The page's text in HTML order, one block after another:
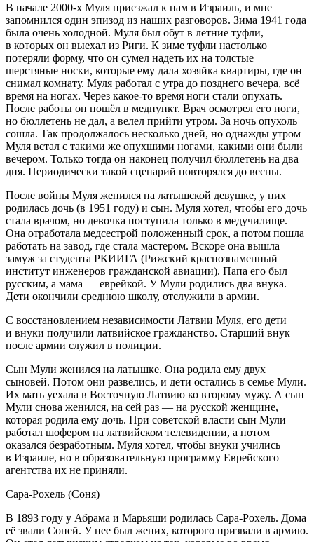
В начале 2000-х Муля приезжал к нам в Израиль, и мне
запомнился один эпизод из наших разговоров. Зима 1941 года
была очень холодной. Муля был обут в летние туфли,
в которых он выехал из Риги. К зиме туфли настолько
потеряли форму, что он сумел надеть их на толстые
шерстяные носки, которые ему дала хозяйка квартиры, где он
снимал комнату. Муля работал с утра до позднего вечера, всё
время на ногах. Через какое-то время ноги стали опухать.
После работы он пошёл в медпункт. Врач осмотрел его ноги,
но бюллетень не дал, а велел прийти утром. За ночь опухоль
сошла. Так продолжалось несколько дней, но однажды утром
Муля встал с такими же опухшими ногами, какими они были
вечером. Только тогда он наконец получил бюллетень на два
дня. Периодически такой сценарий повторялся до весны.
После войны Муля женился на латышской девушке, у них
родилась дочь (в 1951 году) и сын. Муля хотел, чтобы его дочь
стала врачом, но девочка поступила только в медучилище.
Она отработала медсестрой положенный срок, а потом пошла
работать на завод, где стала мастером. Вскоре она вышла
замуж за студента РКИИГА (Рижский краснознаменный
институт инженеров гражданской авиации). Папа его был
русским, а мама — еврейкой. У Мули родились два внука.
Дети окончили среднюю школу, отслужили в армии.
С восстановлением независимости Латвии Муля, его дети
и внуки получили латвийское гражданство. Старший внук
после армии служил в полиции.
Сын Мули женился на латышке. Она родила ему двух
сыновей. Потом они развелись, и дети остались в семье Мули.
Их мать уехала в Восточную Латвию ко второму мужу. А сын
Мули снова женился, на сей раз — на русской женщине,
которая родила ему дочь. При советской власти сын Мули
работал шофером на латвийском телевидении, а потом
оказался безработным. Муля хотел, чтобы внуки учились
в Израиле, но в образовательную программу Еврейского
агентства их не приняли.
Сара-Рохель (Соня)
В 1893 году у Абрама и Марьяши родилась Сара-Рохель. Дома
её звали Соней. У нее был жених, которого призвали в армию.